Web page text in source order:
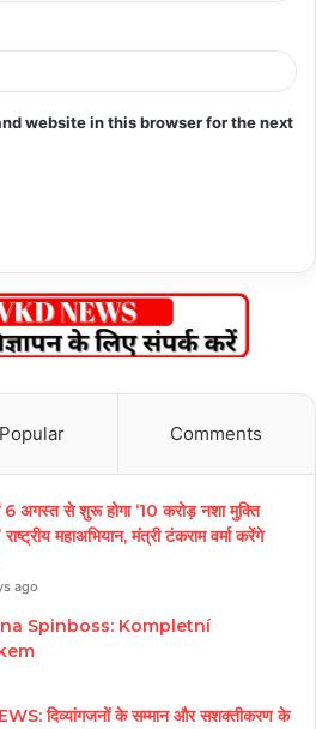
website in this browser for the next
Popular Comments
6 अगस्त से शुरू होगा ‘10 करोड़ नशा मुक्ति
राष्ट्रीय महाअभियान, मंत्री टंकराम वर्मा करेंगे
ago
Spinboss: Kompletní
दिव्यांगजनों के सम्मान और सशक्तीकरण के